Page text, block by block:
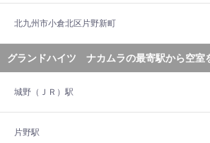
北九州市小倉北区片野新町
グランドハイツ ナカムラの最寄駅から空室
城野（ＪＲ）駅
片野駅